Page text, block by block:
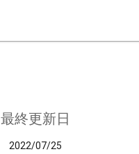
最終更新日
2022/07/25